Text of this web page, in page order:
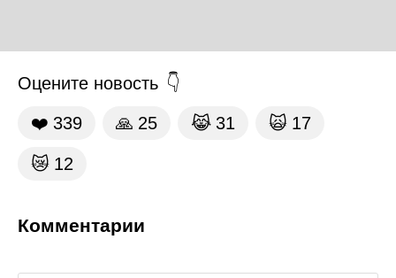
Оцените новость
❤️ 339 🙏 25 😹 31 🙀 17
😿 12
Комментарии